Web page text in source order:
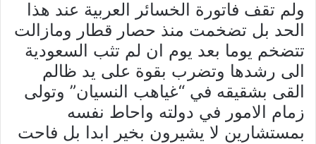
ولم تقف فاتورة الخسائر العربية عند هذا
الحد بل تضخمت منذ حصار قطار ومازالت
تتضخم يوما بعد يوم ان لم تثب السعودية
الى رشدها وتضرب بقوة على يد ظالم
القى بشقيقه في “غياهب النسيان” وتولى
زمام الامور في دولته واحاط نفسه
بمستشارين لا يشيرون بخير ابدا بل فاحت